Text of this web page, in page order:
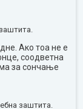
Ако тоа не е
соодветна
за сончање
заштита.